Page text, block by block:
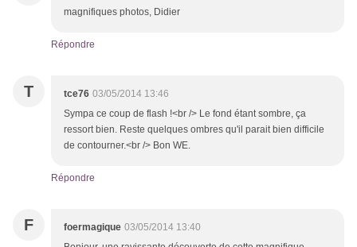
magnifiques photos, Didier
Répondre
T tce76 03/05/2014 13:46
Sympa ce coup de flash !<br /> Le fond étant sombre, ça
ressort bien. Reste quelques ombres qu'il parait bien difficile
de contourner.<br /> Bon WE.
Répondre
F foermagique 03/05/2014 13:40